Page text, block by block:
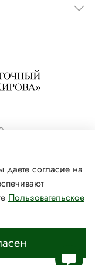
согласие на
Пользовательское